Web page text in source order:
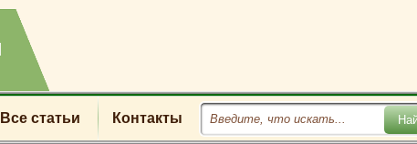
Все статьи Контакты